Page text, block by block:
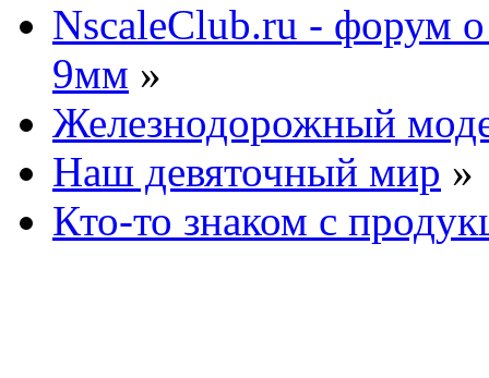
NscaleClub.ru - форум
9мм »
Железнодорожный
Наш девяточный мир »
Кто-то знаком с